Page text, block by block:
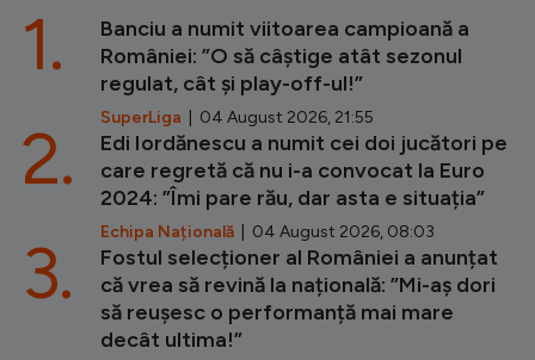
Banciu a numit viitoarea campioană a
României: ”O să câștige atât sezonul
regulat, cât și play-off-ul!”
SuperLiga | 04 August 2026, 21:55
1.
Edi Iordănescu a numit cei doi jucători pe
care regretă că nu i-a convocat la Euro
2024: ”Îmi pare rău, dar asta e situația”
Echipa Națională | 04 August 2026, 08:03
2.
Fostul selecționer al României a anunțat
că vrea să revină la națională: ”Mi-aș dori
să reușesc o performanță mai mare
decât ultima!”
3.